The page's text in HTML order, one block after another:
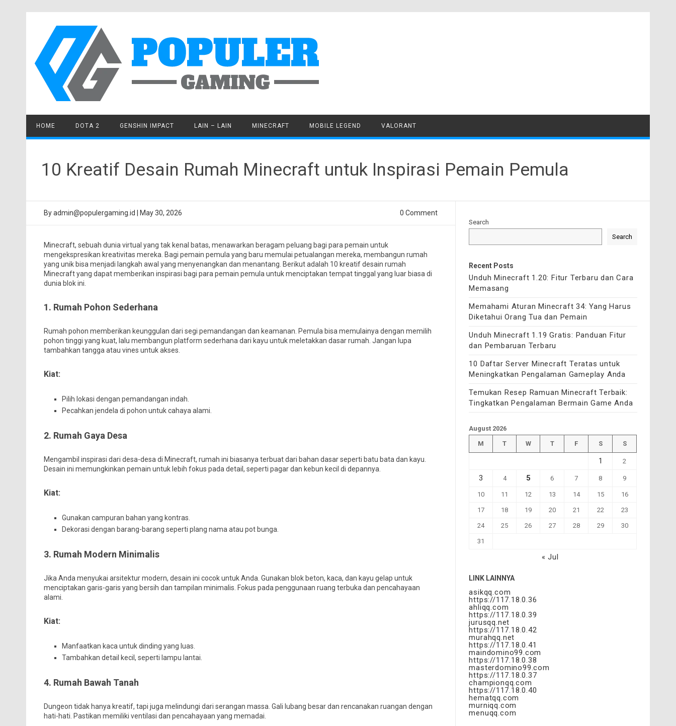
HOME DOTA 2 GENSHIN IMPACT LAIN – LAIN MINECRAFT MOBILE LEGEND VALORANT
10 Kreatif Desain Rumah Minecraft untuk Inspirasi Pemain Pemula
Byadmin@populergaming.id May 30, 2026 0 Comment
Minecraft, sebuah dunia virtual yang tak kenal batas, menawarkan beragam peluang bagi para pemain untuk
mengekspresikan kreativitas mereka. Bagi pemain pemula yang baru memulai petualangan mereka, membangun rumah
yang unik bisa menjadi langkah awal yang menyenangkan dan menantang. Berikut adalah 10 kreatif desain rumah
Minecraft yang dapat memberikan inspirasi bagi para pemain pemula untuk menciptakan tempat tinggal yang luar biasa di
dunia blok ini.
1. Rumah Pohon Sederhana
Rumah pohon memberikan keunggulan dari segi pemandangan dan keamanan. Pemula bisa memulainya dengan memilih
pohon tinggi yang kuat, lalu membangun platform sederhana dari kayu untuk meletakkan dasar rumah. Jangan lupa
tambahkan tangga atau vines untuk akses.
Kiat:
Pilih lokasi dengan pemandangan indah.
Pecahkan jendela di pohon untuk cahaya alami.
2. Rumah Gaya Desa
Mengambil inspirasi dari desa-desa di Minecraft, rumah ini biasanya terbuat dari bahan dasar seperti batu bata dan kayu.
Desain ini memungkinkan pemain untuk lebih fokus pada detail, seperti pagar dan kebun kecil di depannya.
Kiat:
Gunakan campuran bahan yang kontras.
Dekorasi dengan barang-barang seperti plang nama atau pot bunga.
3. Rumah Modern Minimalis
Jika Anda menyukai arsitektur modern, desain ini cocok untuk Anda. Gunakan blok beton, kaca, dan kayu gelap untuk
menciptakan garis-garis yang bersih dan tampilan minimalis. Fokus pada penggunaan ruang terbuka dan pencahayaan
alami.
Kiat:
Manfaatkan kaca untuk dinding yang luas.
Tambahkan detail kecil, seperti lampu lantai.
4. Rumah Bawah Tanah
Dungeon tidak hanya kreatif, tapi juga melindungi dari serangan massa. Gali lubang besar dan rencanakan ruangan dengan
hati-hati. Pastikan memiliki ventilasi dan pencahayaan yang memadai.
Search
Search
Recent Posts
Unduh Minecraft 1.20: Fitur Terbaru dan Cara
Memasang
Memahami Aturan Minecraft 34: Yang Harus
Diketahui Orang Tua dan Pemain
Unduh Minecraft 1.19 Gratis: Panduan Fitur
dan Pembaruan Terbaru
10 Daftar Server Minecraft Teratas untuk
Meningkatkan Pengalaman Gameplay Anda
Temukan Resep Ramuan Minecraft Terbaik:
Tingkatkan Pengalaman Bermain Game Anda
August 2026
M
T W T F S S
1 2
3 4 5 6 7 8 9
10 11 12 13 14 15 16
17 18 19 20 21 22 23
24 25 26 27 28 29 30
31
« Jul
LINK LAINNYA
asikqq.com
https://117.18.0.36
ahliqq.com
https://117.18.0.39
jurusqq.net
https://117.18.0.42
murahqq.net
https://117.18.0.41
maindomino99.com
https://117.18.0.38
masterdomino99.com
https://117.18.0.37
championqq.com
https://117.18.0.40
hematqq.com
murniqq.com
menuqq.com